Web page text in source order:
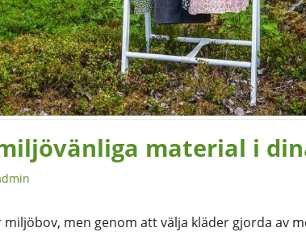
material i
men genom att välja kläder gjorda av